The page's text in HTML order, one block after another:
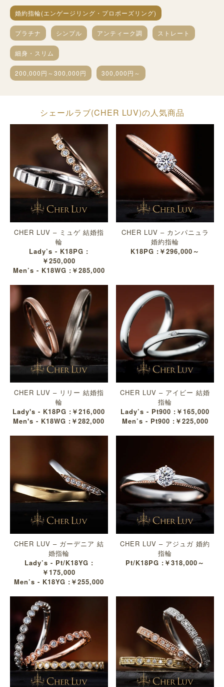
婚約指輪(エンゲージリング・プロポーズリング)
プラチナ シンプル アンティーク調 ストレート
細身・スリム
200,000円～300,000円 300,000円～
シェールラブ(CHER LUV)の人気商品
CHER LUV – ミュゲ 結婚指
輪
Lady’s - K18PG :
￥250,000
Men’s - K18WG :￥285,000
CHER LUV – カンパニュラ
婚約指輪
K18PG :￥296,000～
CHER LUV – リリー 結婚指
輪
Lady's - K18PG :￥216,000
Men's - K18WG :￥282,000
CHER LUV – アイビー 結婚
指輪
Lady’s - Pt900 :￥165,000
Men’s - Pt900 :￥225,000
CHER LUV – ガーデニア 結
婚指輪
Lady’s - Pt/K18YG :
￥175,000
Men’s - K18YG :￥255,000
CHER LUV – アジュガ 婚約
指輪
Pt/K18PG :￥318,000～